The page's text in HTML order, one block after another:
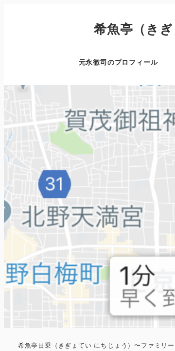
希魚亭（き
元永徹司のプロフィール
希魚亭日乗（きぎょてい にちじょう）〜ファミリ